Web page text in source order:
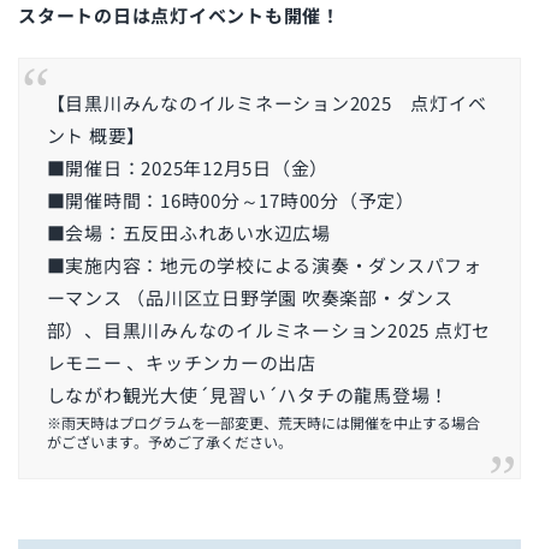
スタートの日は点灯イベントも開催！
【目黒川みんなのイルミネーション2025 点灯イベ
ント 概要】
■開催日：2025年12月5日（金）
■開催時間：16時00分～17時00分（予定）
■会場：五反田ふれあい水辺広場
■実施内容：地元の学校による演奏・ダンスパフォ
ーマンス （品川区立日野学園 吹奏楽部・ダンス
部）、目黒川みんなのイルミネーション2025 点灯セ
レモニー 、キッチンカーの出店
しながわ観光大使´見習い´ハタチの龍馬登場！
※雨天時はプログラムを一部変更、荒天時には開催を中止する場合
がございます。予めご了承ください。